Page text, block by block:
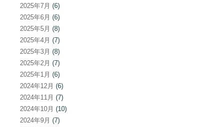
2025年7月 (6)
2025年6月 (6)
2025年5月 (8)
2025年4月 (7)
2025年3月 (8)
2025年2月 (7)
2025年1月 (6)
2024年12月 (6)
2024年11月 (7)
2024年10月 (10)
2024年9月 (7)